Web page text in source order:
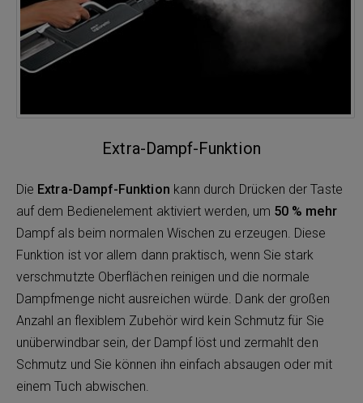
Extra-Dampf-Funktion
Die Extra-Dampf-Funktion kann durch Drücken der Taste
auf dem Bedienelement aktiviert werden, um 50 % mehr
Dampf als beim normalen Wischen zu erzeugen. Diese
Funktion ist vor allem dann praktisch, wenn Sie stark
verschmutzte Oberflächen reinigen und die normale
Dampfmenge nicht ausreichen würde. Dank der großen
Anzahl an flexiblem Zubehör wird kein Schmutz für Sie
unüberwindbar sein, der Dampf löst und zermahlt den
Schmutz und Sie können ihn einfach absaugen oder mit
einem Tuch abwischen.